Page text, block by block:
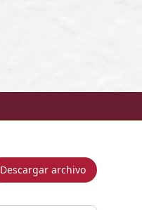
Descargar archivo